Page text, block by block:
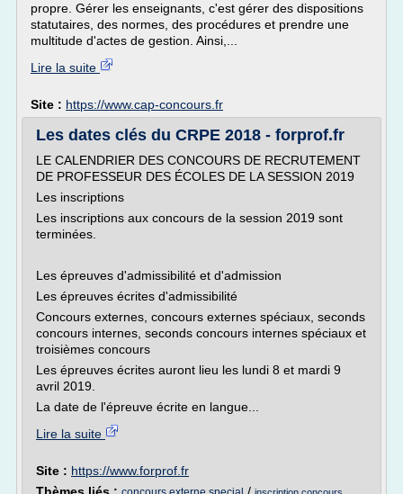
propre. Gérer les enseignants, c'est gérer des dispositions
statutaires, des normes, des procédures et prendre une
multitude d'actes de gestion. Ainsi,...
Lire la suite
Site : https://www.cap-concours.fr
Les dates clés du CRPE 2018 - forprof.fr
LE CALENDRIER DES CONCOURS DE RECRUTEMENT
DE PROFESSEUR DES ÉCOLES DE LA SESSION 2019
Les inscriptions
Les inscriptions aux concours de la session 2019 sont
terminées.
Les épreuves d'admissibilité et d'admission
Les épreuves écrites d'admissibilité
Concours externes, concours externes spéciaux, seconds
concours internes, seconds concours internes spéciaux et
troisièmes concours
Les épreuves écrites auront lieu les lundi 8 et mardi 9
avril 2019.
La date de l'épreuve écrite en langue...
Lire la suite
Site : https://www.forprof.fr